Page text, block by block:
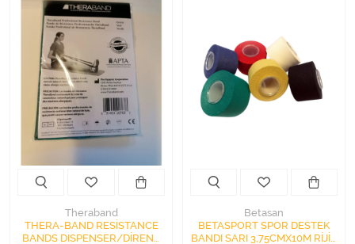
Theraband
THERA-BAND RESİSTANCE
BANDS DISPENSER/DİRENÇ
Betasan
BETASPORT SPOR DESTEK
BANDI SARI 3,75CMX10M RİJİT